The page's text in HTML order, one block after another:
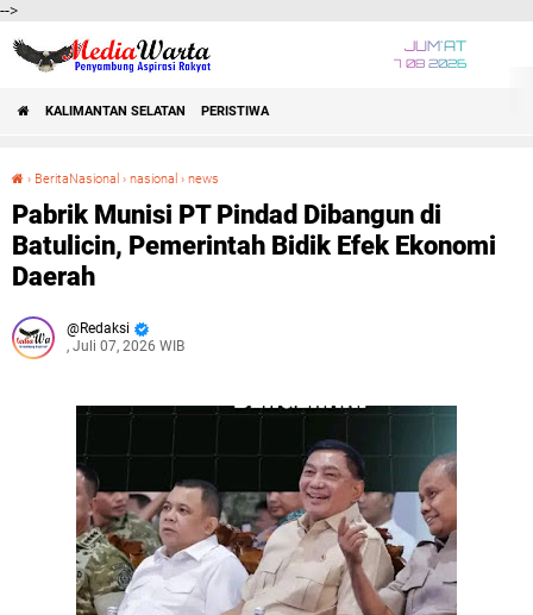
-->
JUM'AT
7 08 2026
KALIMANTAN SELATAN PERISTIWA
› BeritaNasional › nasional › news
Pabrik Munisi PT Pindad Dibangun di
Batulicin, Pemerintah Bidik Efek Ekonomi
Daerah
Redaksi
, Juli 07, 2026 WIB